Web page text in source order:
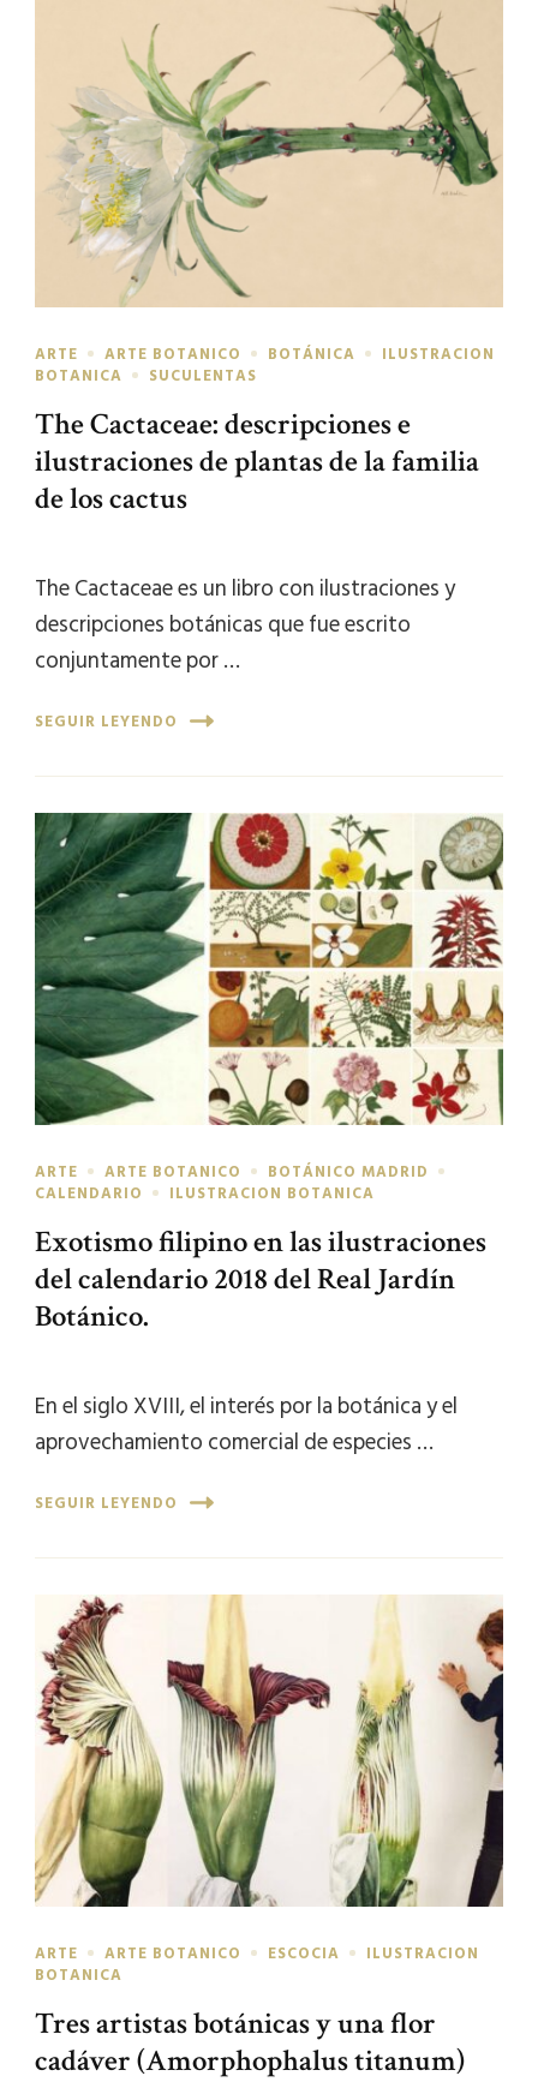
ARTE ARTE BOTANICO BOTÁNICA
ILUSTRACION
BOTANICA
SUCULENTAS
The Cactaceae: descripciones e
ilustraciones de plantas de la familia
de los cactus
The Cactaceae es un libro con ilustraciones y
descripciones botánicas que fue escrito
conjuntamente por …
SEGUIR LEYENDO
ARTE ARTE BOTANICO
BOTÁNICO MADRID
CALENDARIO
ILUSTRACION BOTANICA
Exotismo filipino en las ilustraciones
del calendario 2018 del Real Jardín
Botánico.
En el siglo XVIII, el interés por la botánica y el
aprovechamiento comercial de especies …
SEGUIR LEYENDO
ARTE ARTE BOTANICO ESCOCIA
ILUSTRACION
BOTANICA
Tres artistas botánicas y una flor
cadáver (Amorphophalus titanum)